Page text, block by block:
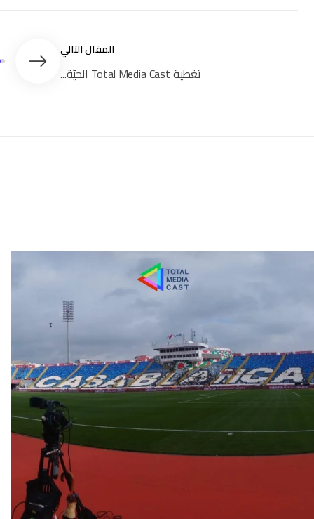
تغطية Total Media Cast الحيّة...